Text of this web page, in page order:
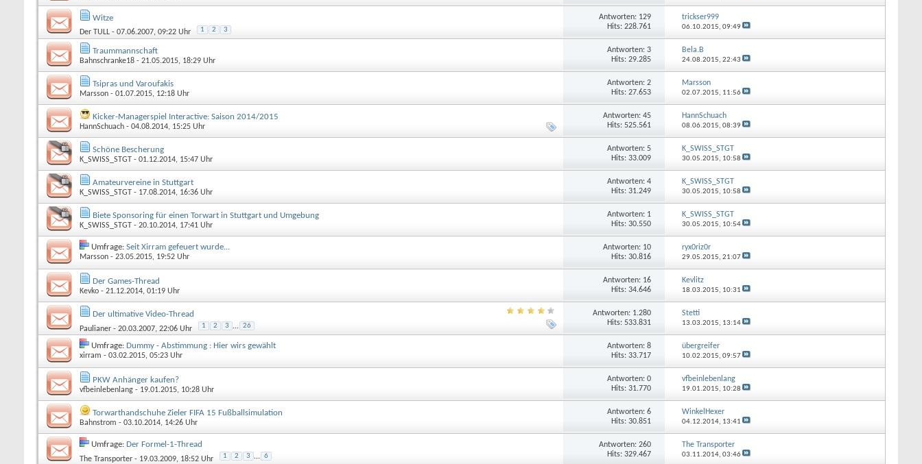
Witze
Der TULL - 07.06.2007, 09:22 Uhr 1 2 3
Antworten: 129
Hits: 228.761
trickser999
06.10.2015, 09:49
Traummannschaft
Bahnschranke18 - 21.05.2015, 18:29 Uhr
Antworten: 3
Hits: 29.285
Bela.B
24.08.2015, 22:43
Tsipras und Varoufakis
Marsson - 01.07.2015, 12:18 Uhr
Antworten: 2
Hits: 27.653
Marsson
02.07.2015, 11:56
Kicker-Managerspiel Interactive: Saison 2014/2015
HannSchuach - 04.08.2014, 15:25 Uhr
Antworten: 45
Hits: 525.561
HannSchuach
08.06.2015, 08:39
Schöne Bescherung
K_SWISS_STGT - 01.12.2014, 15:47 Uhr
Antworten: 5
Hits: 33.009
K_SWISS_STGT
30.05.2015, 10:58
Amateurvereine in Stuttgart
K_SWISS_STGT - 17.08.2014, 16:36 Uhr
Antworten: 4
Hits: 31.249
K_SWISS_STGT
30.05.2015, 10:58
Biete Sponsoring für einen Torwart in Stuttgart und Umgebung
K_SWISS_STGT - 20.10.2014, 17:41 Uhr
Antworten: 1
Hits: 30.550
K_SWISS_STGT
30.05.2015, 10:54
Umfrage: Seit Xirram gefeuert wurde...
Marsson - 23.05.2015, 19:52 Uhr
Antworten: 10
Hits: 30.816
ryx0riz0r
29.05.2015, 21:07
Der Games-Thread
Kevko - 21.12.2014, 01:19 Uhr
Antworten: 16
Hits: 34.646
Kevlitz
18.03.2015, 10:31
Der ultimative Video-Thread
Paulianer - 20.03.2007, 22:06 Uhr 1 2 3 ... 26
Antworten: 1.280
Hits: 533.831
Stetti
13.03.2015, 13:14
Umfrage: Dummy - Abstimmung : Hier wirs gewählt
xirram - 03.02.2015, 05:23 Uhr
Antworten: 8
Hits: 33.717
übergreifer
10.02.2015, 09:57
PKW Anhänger kaufen?
vfbeinlebenlang - 19.01.2015, 10:28 Uhr
Antworten: 0
Hits: 31.770
vfbeinlebenlang
19.01.2015, 10:28
Torwarthandschuhe Zieler FIFA 15 Fußballsimulation
Bahnstrom - 03.10.2014, 14:26 Uhr
Antworten: 6
Hits: 30.851
WinkelHexer
04.12.2014, 13:41
Umfrage: Der Formel-1-Thread
The Transporter - 19.03.2009, 18:52 Uhr 1 2 3 ... 6
Antworten: 260
Hits: 329.467
The Transporter
03.11.2014, 03:46